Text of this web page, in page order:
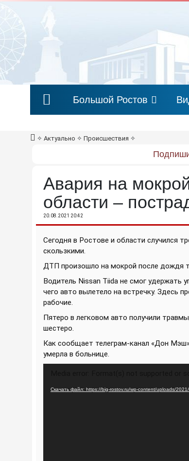
Большой Ростов
✧ Актуально ✧ Происшествия ✧
Авария на
области –
20.08.2021 20:42
Сегодня в Ростове и области случился
скользкими.
ДТП произошло на мокрой после дождя
Водитель Nissan Tiida не смог удержать
чего авто вылетело на встречку. Здесь
рабочие.
Пятеро в легковом авто получили
шестеро.
Как сообщает телеграм-канал «Дон
умерла в больнице.
Скачать файл: https://big-rostov.ru/wp-content/uploads/